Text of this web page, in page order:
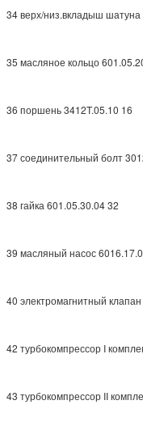
34 верх/низ.вкладыш
35 масляное кольцо
36 поршень 3412T.05.10 16
37 соединительный болт
38 гайка 601.05.30.04 32
39 масляный насос
40 электромагнитный
42 турбокомпрессор I
43 турбокомпрессор II